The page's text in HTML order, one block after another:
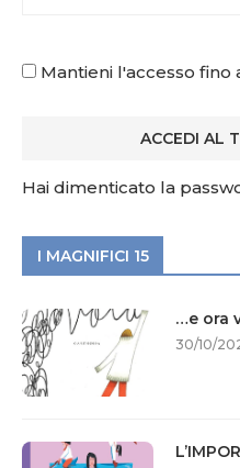
Mantieni l'accesso fino
Hai dimenticato la
I MAGNIFICI 15
…e ora
30/10/